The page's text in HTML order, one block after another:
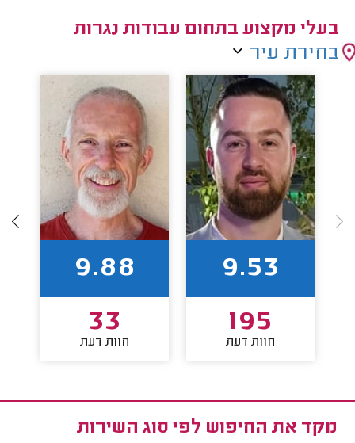
בעלי מקצוע בתחום עבודות נגרות
בחירת עיר
9.53
195
חוות דעת
9.88
33
חוות דעת
מקד את החיפוש לפי סוג השירות